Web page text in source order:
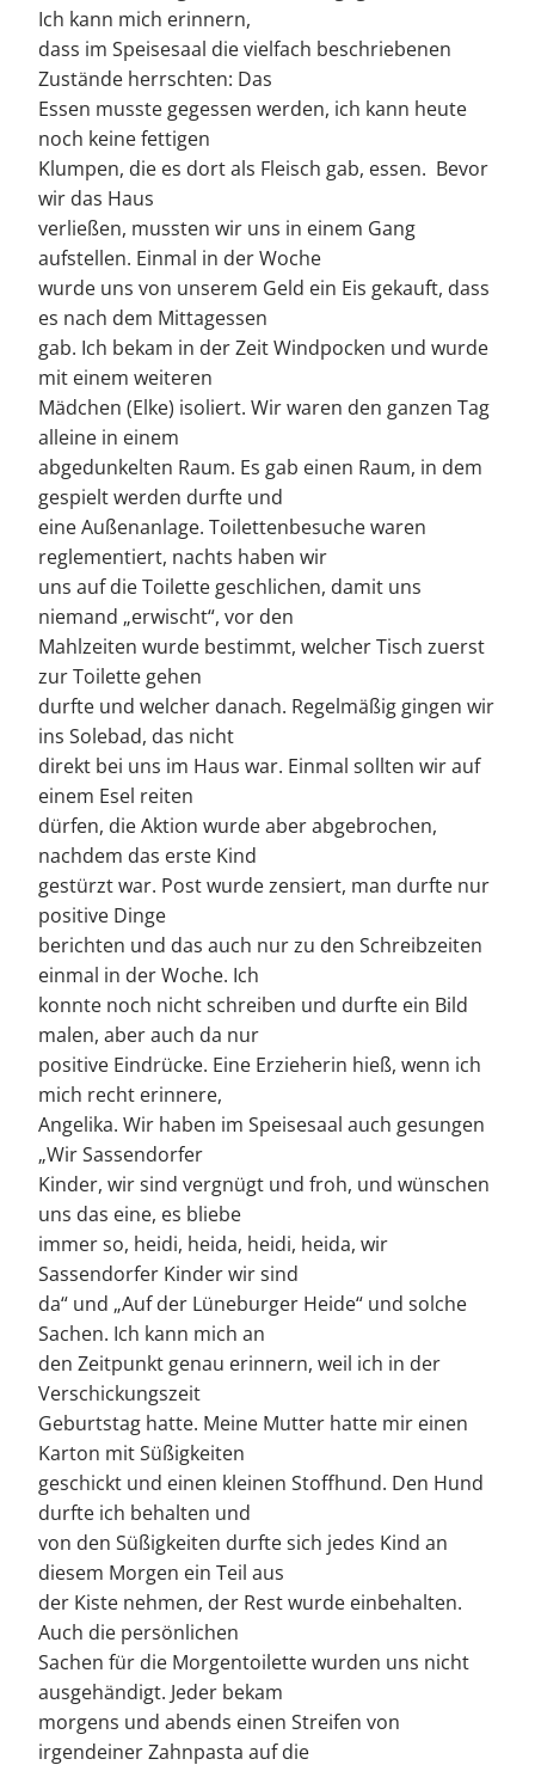
Ich kann mich erinnern,
dass im Speisesaal die vielfach beschriebenen
Zustände herrschten: Das
Essen musste gegessen werden, ich kann heute
noch keine fettigen
Klumpen, die es dort als Fleisch gab, essen. Bevor
wir das Haus
verließen, mussten wir uns in einem Gang
aufstellen. Einmal in der Woche
wurde uns von unserem Geld ein Eis gekauft, dass
es nach dem Mittagessen
gab. Ich bekam in der Zeit Windpocken und wurde
mit einem weiteren
Mädchen (Elke) isoliert. Wir waren den ganzen Tag
alleine in einem
abgedunkelten Raum. Es gab einen Raum, in dem
gespielt werden durfte und
eine Außenanlage. Toilettenbesuche waren
reglementiert, nachts haben wir
uns auf die Toilette geschlichen, damit uns
niemand „erwischt“, vor den
Mahlzeiten wurde bestimmt, welcher Tisch zuerst
zur Toilette gehen
durfte und welcher danach. Regelmäßig gingen wir
ins Solebad, das nicht
direkt bei uns im Haus war. Einmal sollten wir auf
einem Esel reiten
dürfen, die Aktion wurde aber abgebrochen,
nachdem das erste Kind
gestürzt war. Post wurde zensiert, man durfte nur
positive Dinge
berichten und das auch nur zu den Schreibzeiten
einmal in der Woche. Ich
konnte noch nicht schreiben und durfte ein Bild
malen, aber auch da nur
positive Eindrücke. Eine Erzieherin hieß, wenn ich
mich recht erinnere,
Angelika. Wir haben im Speisesaal auch gesungen
„Wir Sassendorfer
Kinder, wir sind vergnügt und froh, und wünschen
uns das eine, es bliebe
immer so, heidi, heida, heidi, heida, wir
Sassendorfer Kinder wir sind
da“ und „Auf der Lüneburger Heide“ und solche
Sachen. Ich kann mich an
den Zeitpunkt genau erinnern, weil ich in der
Verschickungszeit
Geburtstag hatte. Meine Mutter hatte mir einen
Karton mit Süßigkeiten
geschickt und einen kleinen Stoffhund. Den Hund
durfte ich behalten und
von den Süßigkeiten durfte sich jedes Kind an
diesem Morgen ein Teil aus
der Kiste nehmen, der Rest wurde einbehalten.
Auch die persönlichen
Sachen für die Morgentoilette wurden uns nicht
ausgehändigt. Jeder bekam
morgens und abends einen Streifen von
irgendeiner Zahnpasta auf die